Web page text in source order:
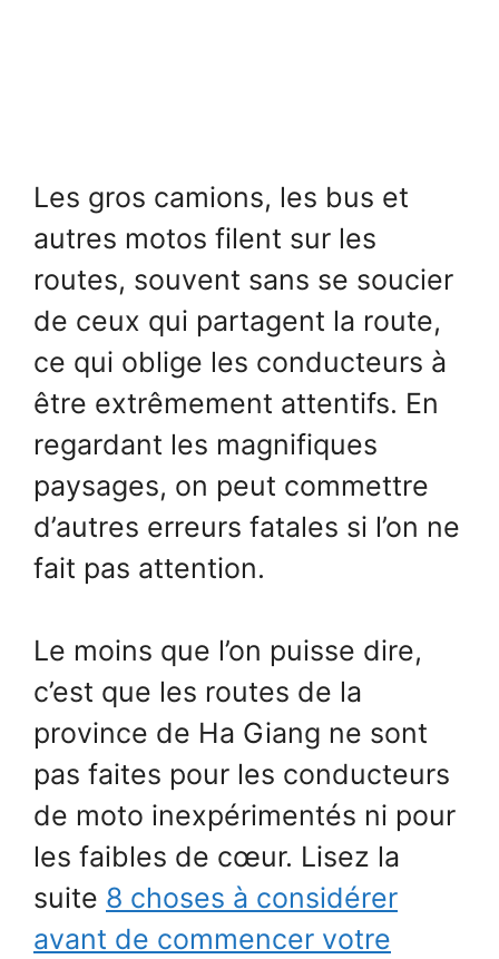
Les gros camions, les bus et
autres motos filent sur les
routes, souvent sans se soucier
de ceux qui partagent la route,
ce qui oblige les conducteurs à
être extrêmement attentifs. En
regardant les magnifiques
paysages, on peut commettre
d’autres erreurs fatales si l’on ne
fait pas attention.
Le moins que l’on puisse dire,
c’est que les routes de la
province de Ha Giang ne sont
pas faites pour les conducteurs
de moto inexpérimentés ni pour
les faibles de cœur. Lisez la
suite 8 choses à considérer
avant de commencer votre